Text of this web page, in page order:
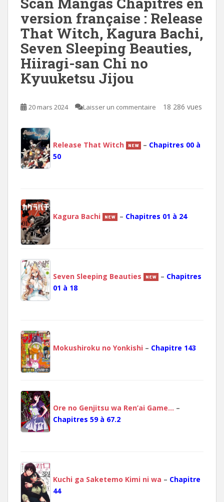
version française : Release
That Witch, Kagura Bachi,
Seven Sleeping Beauties,
Hiiragi-san Chi no
Kyuuketsu Jijou
20 mars 2024 Laisser un commentaire 18 286 vues
Release That Witch – Chapitres 00 à
50
Kagura Bachi – Chapitres 01 à 24
Seven Sleeping Beauties – Chapitres
01 à 18
Mokushiroku no Yonkishi – Chapitre 143
Ore no Genjitsu wa Ren’ai Game… –
Chapitres 59 à 67.2
Kuchi ga Saketemo Kimi ni wa – Chapitre
44